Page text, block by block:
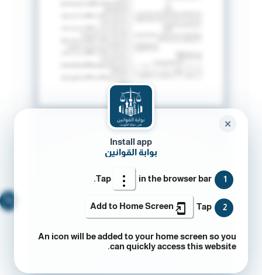
Install app
بوابة القوانين
1
Tap in the browser bar.
2
Tap
Add to Home Screen
An icon will be added to your home screen so you
can quickly access this website.
✕